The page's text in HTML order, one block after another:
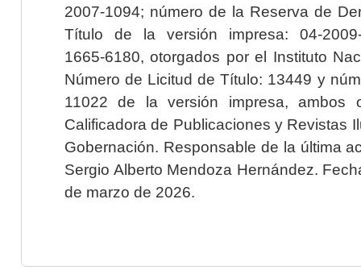
2007-1094; número de la Reserva de
Título de la versión impresa: 04-2009-
1665-6180, otorgados por el Instituto
Número de Licitud de Título: 13449 y
11022 de la versión impresa, ambos
Calificadora de Publicaciones y Revistas
Gobernación. Responsable de la última
Sergio Alberto Mendoza Hernández.
de marzo de 2026.